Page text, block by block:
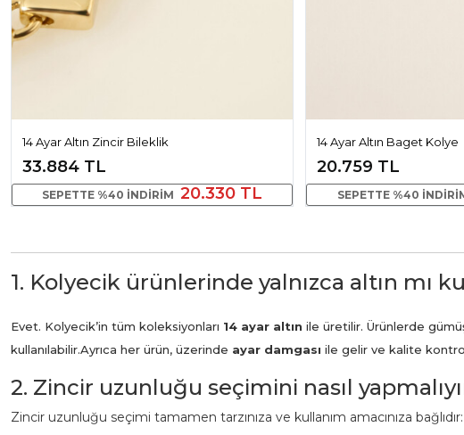
14 Ayar Altın Zincir Bileklik
33.884 TL
SEPETTE %40 INDIRIM 20.330 TL
14 Ayar Altın Baget Kolye
20.759 TL
SEPETTE %40
1. Kolyecik ürünlerinde yalnızca altın mı
Evet. Kolyecik’in tüm koleksiyonları 14 ayar altın ile üretilir. Ürünlerde
kullanılabilir.Ayrıca her ürün, üzerinde ayar damgası ile gelir ve kalite
2. Zincir uzunluğu seçimini nasıl
Zincir uzunluğu seçimi tamamen tarzınıza ve kullanım amacınıza bağlıdır: